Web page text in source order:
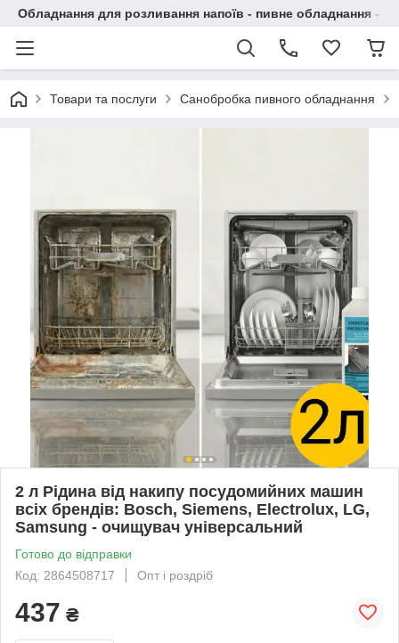
Обладнання для розливання напоїв - пивне обладнання - в
Товари та послуги Санобробка пивного обладнання
2 л Рідина від накипу посудомийних машин
всіх брендів: Bosch, Siemens, Electrolux, LG,
Samsung - очищувач універсальний
Готово до відправки
Код: 2864508717
Опт і роздріб
437 ₴